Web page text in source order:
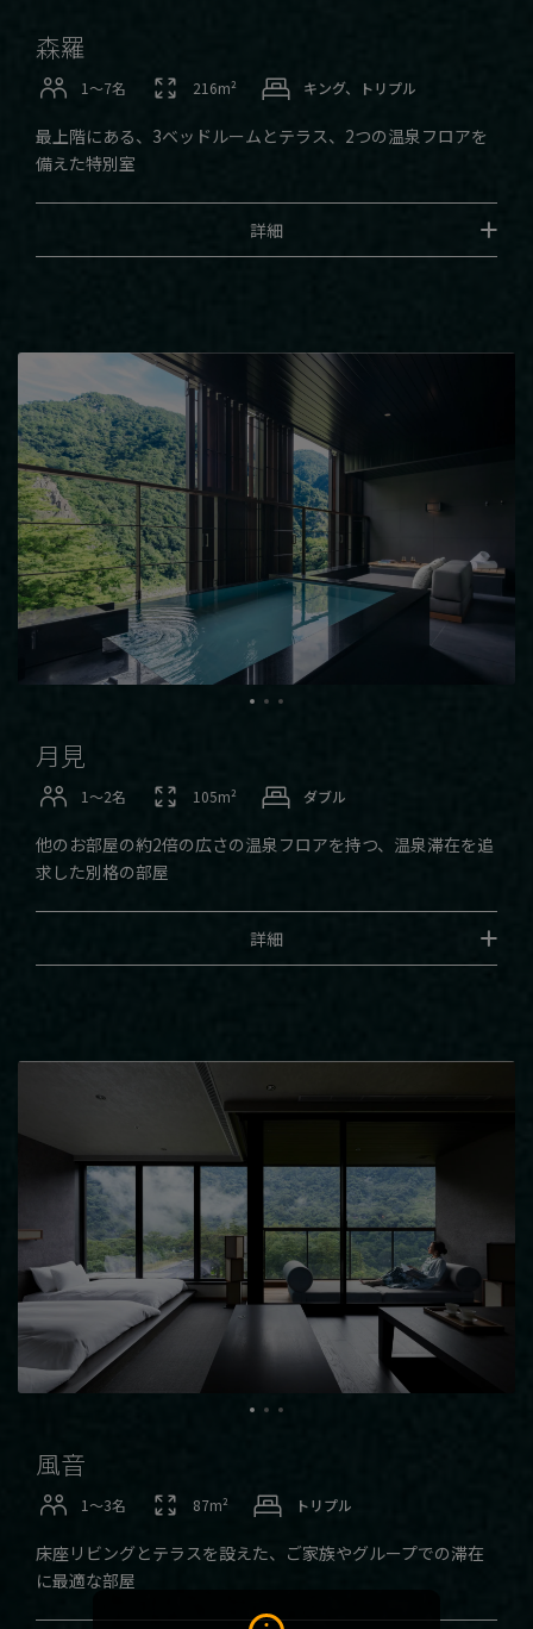
森羅
1〜7名 216m² キング、トリプル
最上階にある、3ベッドルームとテラス、2つの温泉フロアを
備えた特別室
詳細
月見
1〜2名 105m² ダブル
他のお部屋の約2倍の広さの温泉フロアを持つ、温泉滞在を追
求した別格の部屋
詳細
風音
1〜3名 87m² トリプル
床座リビングとテラスを設えた、ご家族やグループでの滞在
に最適な部屋